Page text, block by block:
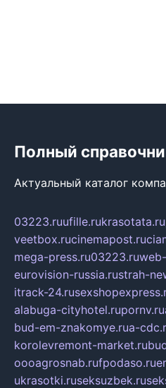
Полный
Актуальный каталог
03223.ruufille.rukrasotata.ru
veetbox.rucinemapost.ru
mega-press.ru03223.ru
eurovision-russia.rustrah-
itrack-24.ru
alabuga-cityhotel.rupornv.ru
bud-em-znakomye.rua-
korolevremont-market.ru
oooagrosnab.rufpodaso.ru
ukrasotki.ruseksuzbek.ru